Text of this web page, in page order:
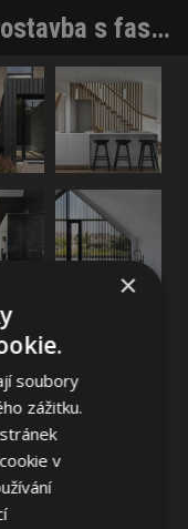
Hravá dřevostavba s fasádou ze slámy. Do patra po lezecké stěně, dolů po skluzavce
×
soubory
zážitku.
v